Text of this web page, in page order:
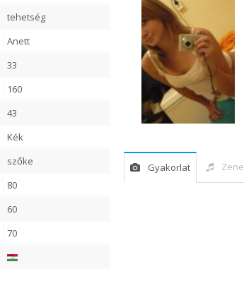
tehetség
Anett
33
160
43
Kék
szőke
80
60
70
Gyakorlat Zene